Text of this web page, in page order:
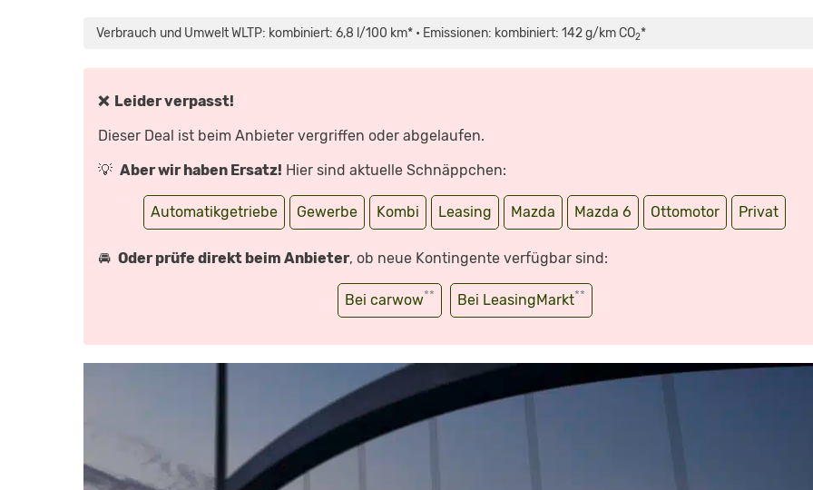
Verbrauch und Umwelt WLTP: kombiniert: 6,8 l/100 km* • Emissionen: kombiniert: 142 g/km CO2*
❌ Leider verpasst!
Dieser Deal ist beim Anbieter vergriffen oder abgelaufen.
💡 Aber wir haben Ersatz! Hier sind aktuelle Schnäppchen:
Automatikgetriebe Gewerbe Kombi Leasing Mazda Mazda 6 Ottomotor Privat
🚘 Oder prüfe direkt beim Anbieter, ob neue Kontingente verfügbar sind:
Bei carwow** Bei LeasingMarkt**
UNTER
DEN
KANN
TEST“